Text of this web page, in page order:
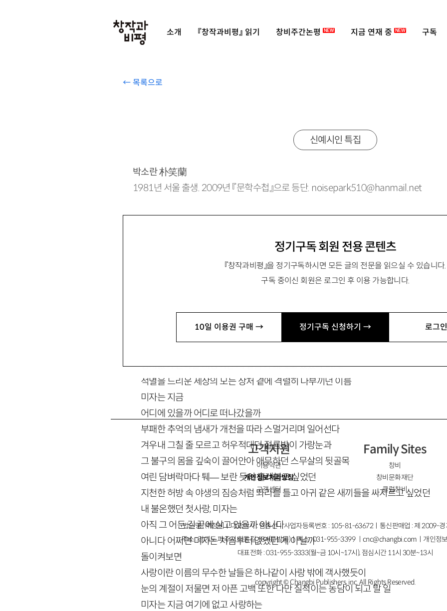
소개 『창작과비평』 읽기 창비주간논평 NEW 지금 연재 중 NEW 구독
← 목록으로
정기구독 회원 전용 콘텐츠
『창작과비평』을 정기구독하시면 모든 글의 전문을 읽으실 수 있습니다.
구독 중이신 회원은 로그인 후 이용 가능합니다.
10일 이용권 구매 → 정기구독 신청하기 → 로그
신예시인 특집
박소란朴笑蘭
1981년 서울 출생. 2009년 『문학수첩』으로 등단. noisepark510@hanmail.net
미자
미자야 사랑한다 죽도록, 누군가 휘갈겨 쓴 선득한 고백
정처없이 한데를 서성이던 저 날들이 내게도 있었다 미자,
적멸을 드리운 세상의 모든 상처 곁에 격렬히 나부끼던 이름
미자는 지금
어디에 있을까 어디로 떠나갔을까
부패한 추억의 냄새가 개천을 따라 스멀거리며 일어선다
겨우내 그칠 줄 모르고 허우적대던 절름발이 가랑눈과
그 불구의 몸을 깊숙이 끌어안아 애무하던 스무살의 뒷골목
여린 담벼락마다 퉤— 보란 듯이 흘레붙고 싶었던
지천한 허방 속 야생의 짐승처럼 똬리를 틀고 아귀 같은 새끼들을 싸지르고 싶었던
내 불온했던 첫사랑, 미자는
아직 그 어둔 길 끝에 살고 있을까 아니다
아니다 어쩌면 미자는 처음부터 없었던 게 아닐까
돌이켜보면
사랑이란 이름의 무수한 날들은 하나같이 사랑 밖에 객사했듯이
눈의 계절이 저물면 저 아픈 고백 또한 다만 질척이는 농담이 되고 말 일
미자는 지금 여기에 없고 사랑하는
고객지원
이용약관
개인정보처리방침
고객센터
Family Sites
창비
창비문화재단
클럽창비
법인명 : ㈜창비ㅣ대표이사 : 염종선ㅣ사업자등록번호 : 105-81-63672ㅣ통신판매업 : 제 2009-
주소 : 경기도 파주시 회동길 184(문발동)ㅣ팩스 : 031-955-3399 ㅣcnc@changbi.com ㅣ개인정
대표전화 : 031-955-3333(월~금 10시~17시), 점심시간 11시 30분~13시
copyright © Changbi Publishers, inc. All Rights Reserved.